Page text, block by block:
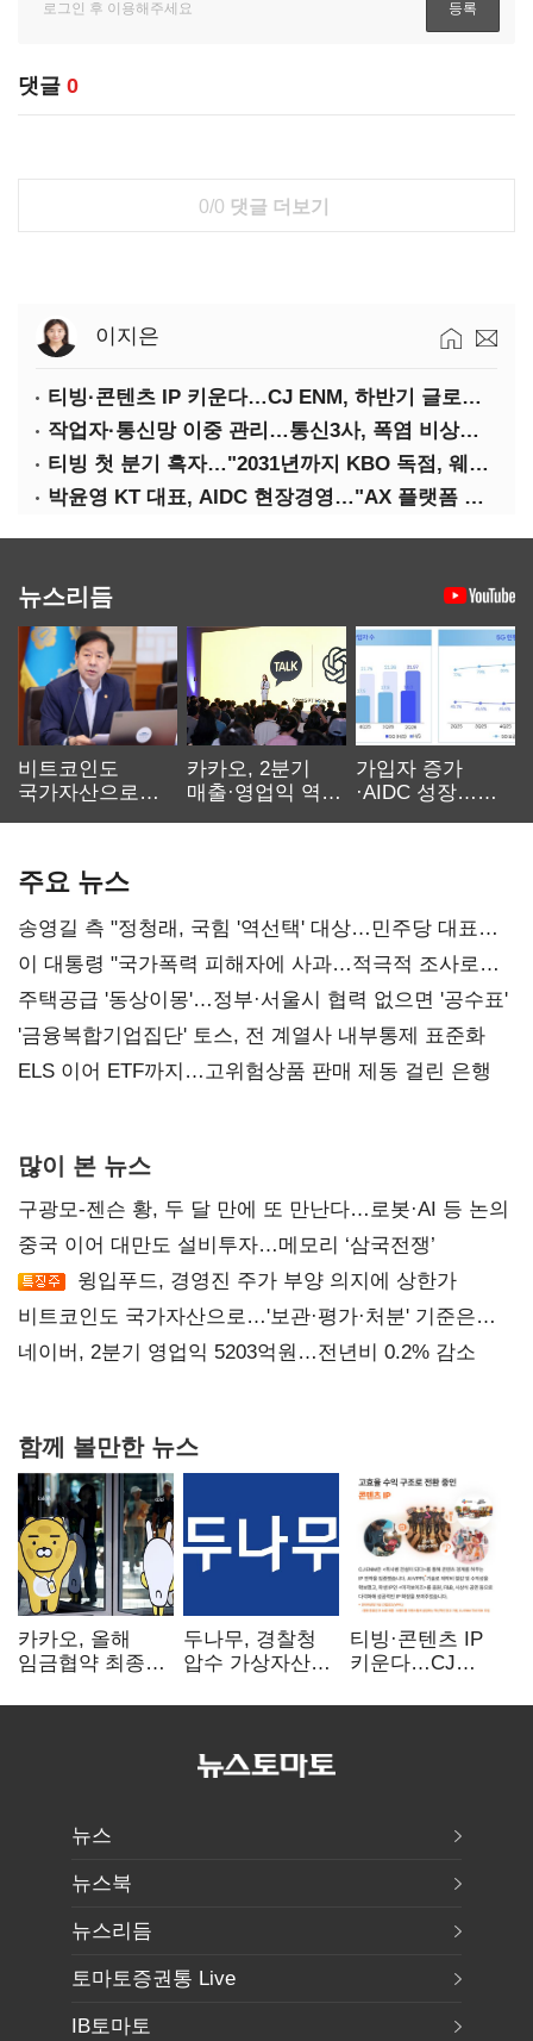
댓글 0
0/0 댓글 더보기
이지은
티빙·콘텐츠 IP 키운다…CJ ENM, 하반기 글로벌 확장 가속
작업자·통신망 이중 관리…통신3사, 폭염 비상대응 돌입
티빙 첫 분기 흑자…"2031년까지 KBO 독점, 웨이브 합병도 속도"
박윤영 KT 대표, AIDC 현장경영…"AX 플랫폼 핵심 인프라로 키운다"
뉴스리듬
비트코인도
국가자산으로…'
카카오, 2분기
매출·영업익 역대
가입자 증가
·AIDC 성장…
주요 뉴스
송영길 측 "정청래, 국힘 '역선택' 대상…민주당 대표로
총선 지휘 못해"
이 대통령 "국가폭력 피해자에 사과…적극적 조사로
진실 밝혀야"
주택공급 '동상이몽'…정부·서울시 협력 없으면 '공수표'
'금융복합기업집단' 토스, 전 계열사 내부통제 표준화
ELS 이어 ETF까지…고위험상품 판매 제동 걸린 은행
많이 본 뉴스
구광모-젠슨 황, 두 달 만에 또 만난다…로봇·AI 등 논의
중국 이어 대만도 설비투자…메모리 ‘삼국전쟁’
윙입푸드, 경영진 주가 부양 의지에 상한가
비트코인도 국가자산으로…'보관·평가·처분' 기준은
숙제
네이버, 2분기 영업익 5203억원…전년비 0.2% 감소
함께 볼만한 뉴스
카카오, 올해
임금협약 최종
인상·격려금
두나무, 경찰청
압수 가상자산
커스터디 사업
티빙·콘텐츠 IP
키운다…CJ
글로벌 확장 가속
뉴스
뉴스북
뉴스리듬
토마토증권통 Live
IB토마토